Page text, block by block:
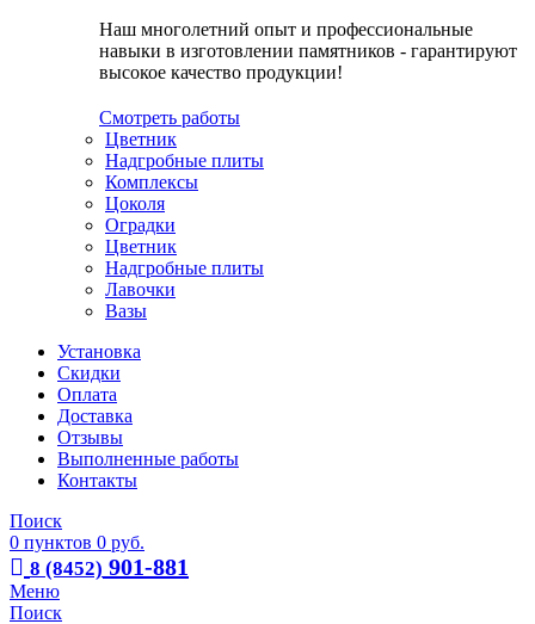
Наш многолетний опыт и профессиональные
навыки в изготовлении памятников - гарантируют
высокое качество продукции!
Смотреть работы
Цветник
Надгробные плиты
Комплексы
Цоколя
Оградки
Цветник
Надгробные плиты
Лавочки
Вазы
Установка
Скидки
Оплата
Доставка
Отзывы
Выполненные работы
Контакты
Поиск
0 пунктов 0 руб.
8 (8452) 901-881
Меню
Поиск